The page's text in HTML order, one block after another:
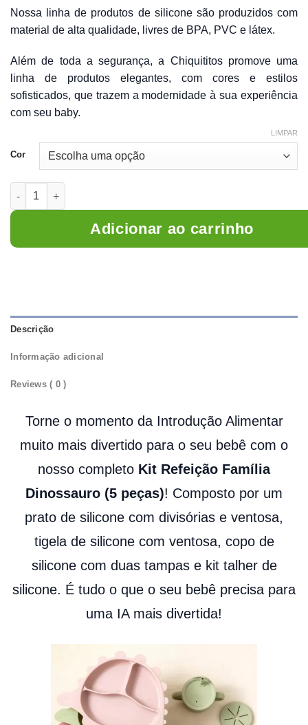
Nossa linha de produtos de silicone são produzidos com
material de alta qualidade, livres de BPA, PVC e látex.
Além de toda a segurança, a Chiquititos promove uma
linha de produtos elegantes, com cores e estilos
sofisticados, que trazem a modernidade à sua experiência
com seu baby.
Cor
LIMPAR
Kit Refeição Família Dinossauro (5 peças) quantidade
Adicionar ao carrinho
Descrição
Informação adicional
Reviews ( 0 )
Torne o momento da Introdução Alimentar
muito mais divertido para o seu bebê com o
nosso completo Kit Refeição Família
Dinossauro (5 peças)! Composto por um
prato de silicone com divisórias e ventosa,
tigela de silicone com ventosa, copo de
silicone com duas tampas e kit talher de
silicone. É tudo o que o seu bebê precisa para
uma IA mais divertida!